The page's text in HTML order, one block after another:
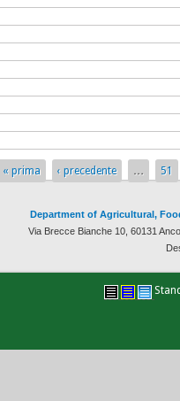
« prima ‹ precedente … 51
Department of Agricultural,
Via Brecce Bianche 10, 60131